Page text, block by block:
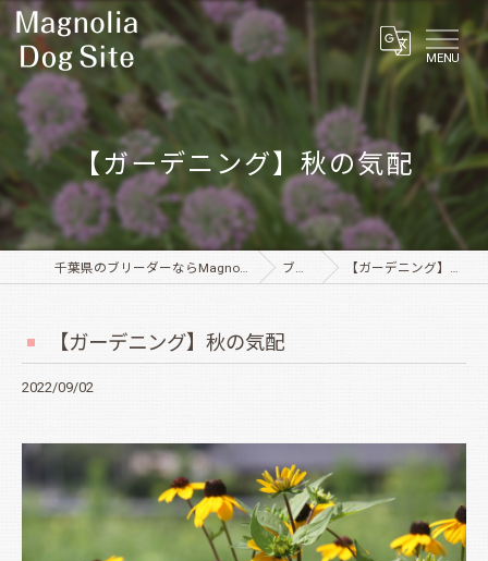
MENU
【ガーデニング】秋の気配
千葉県のブリーダーならMagnolia Dog Site ブログ 【ガーデニング】秋の気配
【ガーデニング】秋の気配
2022/09/02